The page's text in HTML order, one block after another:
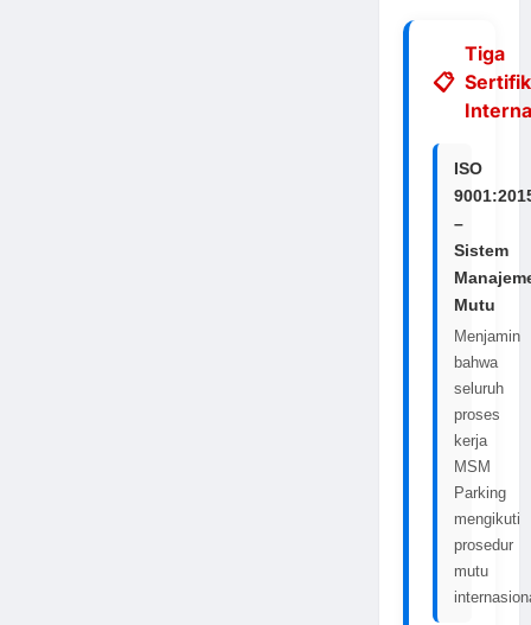
Tiga
ISO
–
Sistem
Mutu
Menjamin
bahwa
seluruh
proses
kerja
MSM
Parking
mengikuti
prosedur
mutu